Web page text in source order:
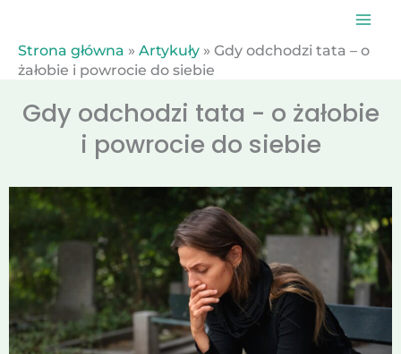
treściStrona główna » Artykuły » Gdy odchodzi tata – o
żałobie i powrocie do siebie
Gdy odchodzi tata - o żałobie
i powrocie do siebie